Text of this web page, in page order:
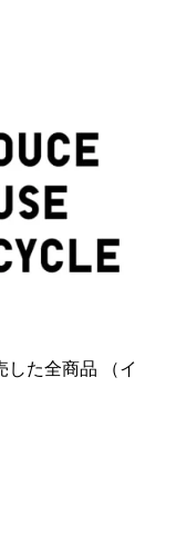
した全商品 （イ